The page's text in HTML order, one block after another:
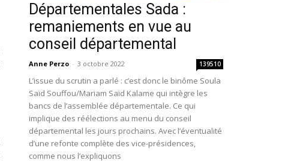
Départementales Sada :
remaniements en vue au
conseil départemental
Anne Perzo - 3 octobre 2022 139510
L’issue du scrutin a parlé : c’est donc le binôme Soula
Saïd Souffou/Mariam Saïd Kalame qui intègre les
bancs de l’assemblée départementale. Ce qui
implique des réélections au menu du conseil
départemental les jours prochains. Avec l’éventualité
d’une refonte complète des vice-présidences,
comme nous l’expliquons